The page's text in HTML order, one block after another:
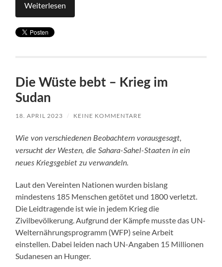
Weiterlesen
Die Wüste bebt – Krieg im
Sudan
18. APRIL 2023 / KEINE KOMMENTARE
Wie von verschiedenen Beobachtern vorausgesagt,
versucht der Westen, die Sahara-Sahel-Staaten in ein
neues Kriegsgebiet zu verwandeln.
Laut den Vereinten Nationen wurden bislang
mindestens 185 Menschen getötet und 1800 verletzt.
Die Leidtragende ist wie in jedem Krieg die
Zivilbevölkerung. Aufgrund der Kämpfe musste das UN-
Welternährungsprogramm (WFP) seine Arbeit
einstellen. Dabei leiden nach UN-Angaben 15 Millionen
Sudanesen an Hunger.